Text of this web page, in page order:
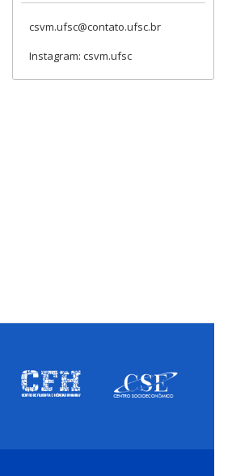
csvm.ufsc@contato.ufsc.br
Instagram: csvm.ufsc